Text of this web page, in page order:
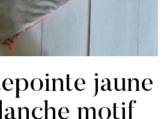
jaune
motif